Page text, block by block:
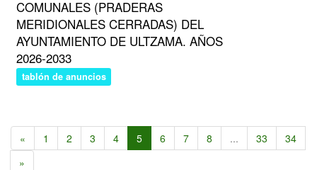
COMUNALES (PRADERAS
MERIDIONALES CERRADAS) DEL
AYUNTAMIENTO DE ULTZAMA. AÑOS
2026-2033
tablón de anuncios
« 1 2 3 4 5 6 7 8 ... 33
34
»